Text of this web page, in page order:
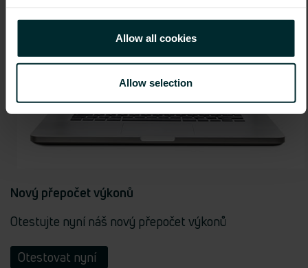
Allow all cookies
Allow selection
Nový přepočet výkonů
Otestujte nyní náš nový přepočet výkonů
Otestovat nyní